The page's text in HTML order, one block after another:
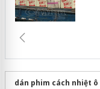
dán phim cách nhiệt